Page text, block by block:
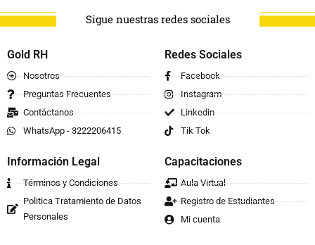
Sigue nuestras redes sociales
Gold RH
Nosotros
Preguntas Frecuentes
Contáctanos
WhatsApp - 3222206415
Redes Sociales
Facebook
Instagram
Linkedin
Tik Tok
Información Legal
Términos y Condiciones
Politica Tratamiento de Datos
Personales
Capacitaciones
Aula Virtual
Registro de Estudiantes
Mi cuenta